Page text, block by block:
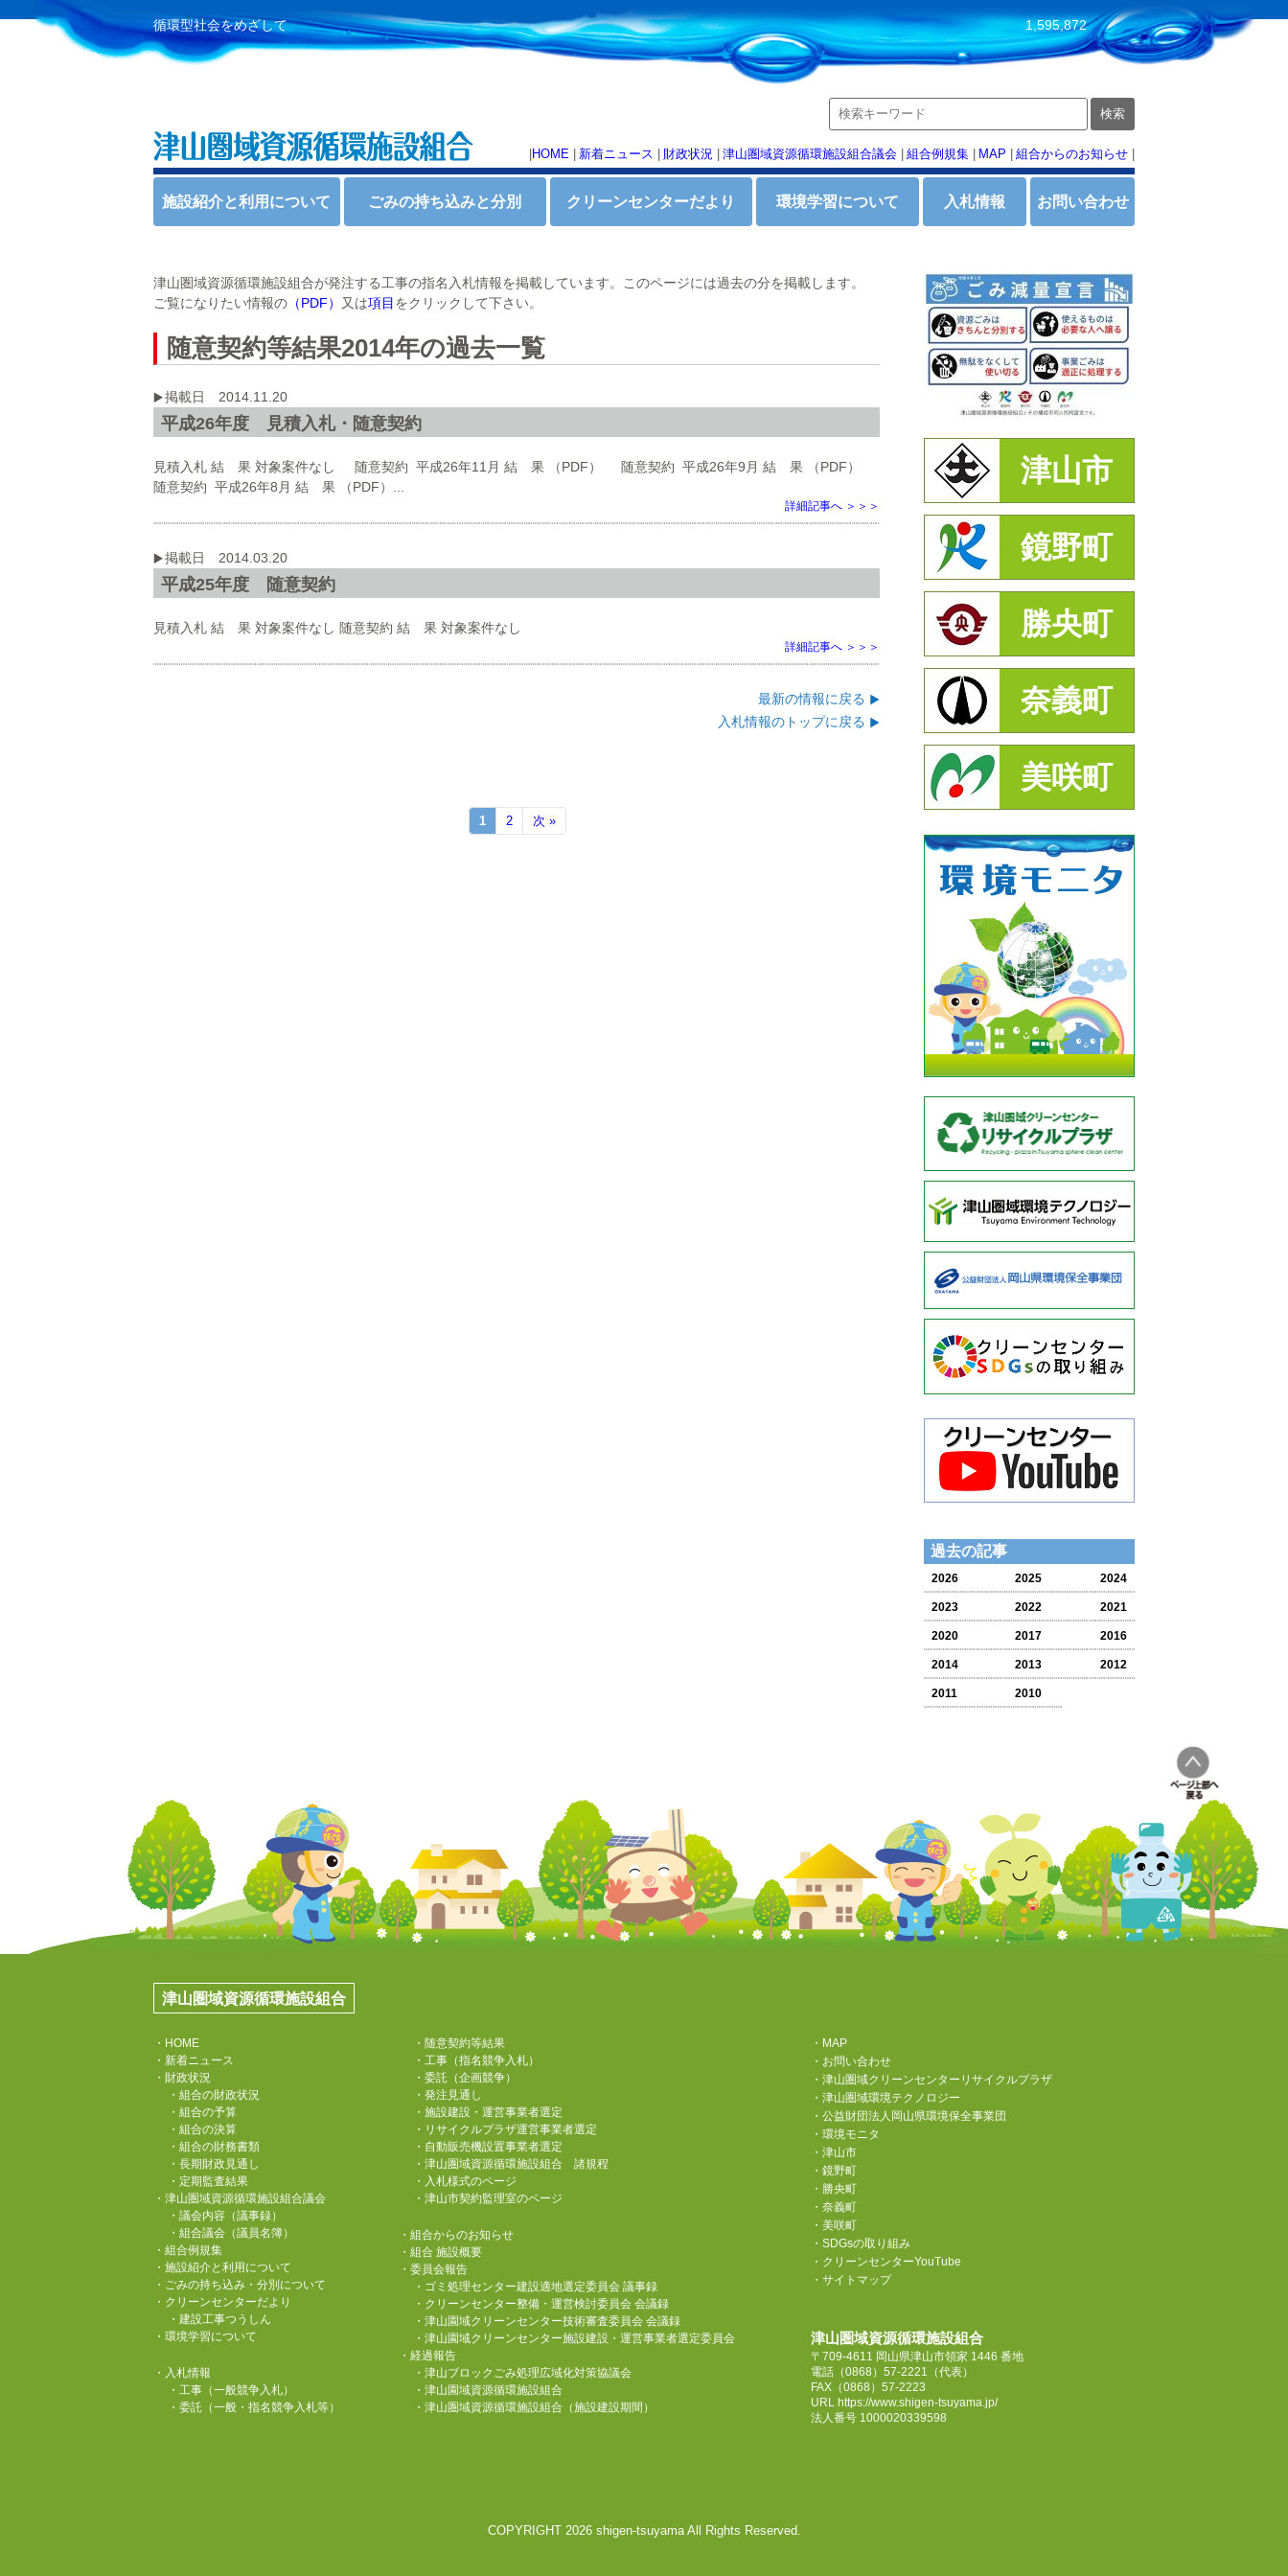
循環型社会をめざして 1,595,872
HOME 新着ニュース 財政状況 津山圏域資源循環施設組合議会 組合例規集 MAP 組合からのお知らせ
施設紹介と利用について ごみの持ち込みと分別 クリーンセンターだより 環境学習について 入札情報 お問い合わせ
津山圏域資源循環施設組合が発注する工事の指名入札情報を掲載しています。このページには過去の分を掲載します。
ご覧になりたい情報の （PDF） 又は項目 をクリックして下さい。
随意契約等結果2014年の過去一覧
掲載日 2014.11.20
平成26年度 見積入札・随意契約
見積入札 結 果 対象案件なし 随意契約 平成26年11月 結 果 （PDF） 随意契約 平成26年9月 結 果 （PDF）
随意契約 平成26年8月 結 果 （PDF）...
詳細記事へ ＞＞＞
掲載日 2014.03.20
平成25年度 随意契約
見積入札 結 果 対象案件なし 随意契約 結 果 対象案件なし
詳細記事へ ＞＞＞
最新の情報に戻る
入札情報のトップに戻る
1 2 次 »
津山市
鏡野町
勝央町
奈義町
美咲町
過去の記事
2026 2025 2024
2023 2022 2021
2020 2017 2016
2014 2013 2012
2011 2010
津山圏域資源循環施設組合
・HOME
・新着ニュース
・財政状況
・組合の財政状況
・組合の予算
・組合の決算
・組合の財務書類
・長期財政見通し
・定期監査結果
・津山圏域資源循環施設組合議会
・議会内容（議事録）
・組合議会（議員名簿）
・組合例規集
・施設紹介と利用について
・ごみの持ち込み・分別について
・クリーンセンターだより
・建設工事つうしん
・環境学習について
・入札情報
・工事（一般競争入札）
・委託（一般・指名競争入札等）
・随意契約等結果
・工事（指名競争入札）
・委託（企画競争）
・発注見通し
・施設建設・運営事業者選定
・リサイクルプラザ運営事業者選定
・自動販売機設置事業者選定
・津山圏域資源循環施設組合 諸規程
・入札様式のページ
・津山市契約監理室のページ
・組合からのお知らせ
・組合 施設概要
・委員会報告
・ゴミ処理センター建設適地選定委員会 議事録
・クリーンセンター整備・運営検討委員会 会議録
・津山園域クリーンセンター技術審査委員会 会議録
・津山園域クリーンセンター施設建設・運営事業者選定委員会
・経過報告
・津山ブロックごみ処理広域化対策協議会
・津山園域資源循環施設組合
・津山圏域資源循環施設組合（施設建設期間）
・MAP
・お問い合わせ
・津山圏域クリーンセンターリサイクルプラザ
・津山圏域環境テクノロジー
・公益財団法人岡山県環境保全事業団
・環境モニタ
・津山市
・鏡野町
・勝央町
・奈義町
・美咲町
・SDGsの取り組み
・クリーンセンターYouTube
・サイトマップ
津山圏域資源循環施設組合
〒709-4611 岡山県津山市領家 1446 番地
電話 （0868）57-2221 （代表）
FAX（0868）57-2223
URL https://www.shigen-tsuyama.jp/
法人番号 1000020339598
COPYRIGHT 2026 shigen-tsuyama All Rights Reserved.